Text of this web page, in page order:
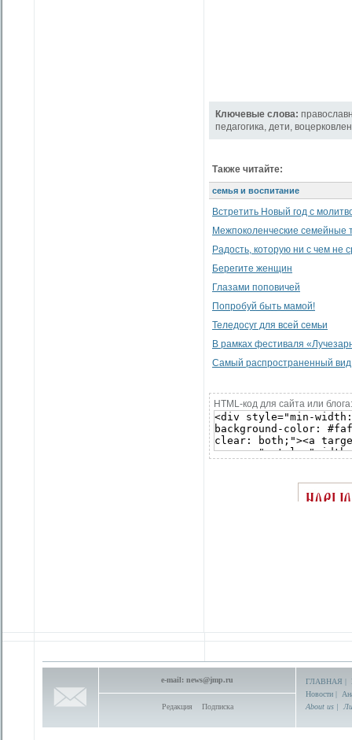
Ключевые слова:
педагогика, дети,
Также читайте:
семья и воспитание
Встретить Новый год с
Межпоколенческие семейные
Радость, которую ни с чем не
Берегите женщин
Глазами поповичей
Попробуй быть мамой!
Теледосуг для всей семьи
В рамках фестиваля
Самый распространенный вид
HTML-код для сайта или блога:
e-mail: news@jmp.ru
Редакция Подписка
ГЛАВНАЯ |
Новости |
About us |